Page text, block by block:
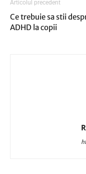
Articolul precedent
Ce trebuie sa stii
ADHD la copii